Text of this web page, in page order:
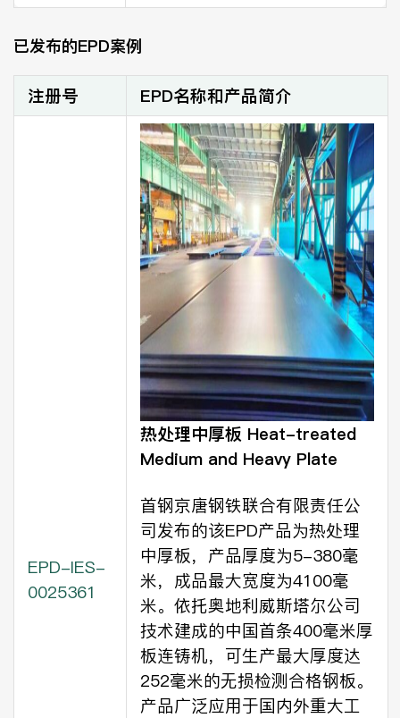
已发布的EPD案例
注册号 EPD名称和产品简介
EPD-IES-
0025361
热处理中厚板 Heat-treated
Medium and Heavy Plate
首钢京唐钢铁联合有限责任公
司发布的该EPD产品为热处理
中厚板，产品厚度为5-380毫
米，成品最大宽度为4100毫
米。依托奥地利威斯塔尔公司
技术建成的中国首条400毫米厚
板连铸机，可生产最大厚度达
252毫米的无损检测合格钢板。
产品广泛应用于国内外重大工